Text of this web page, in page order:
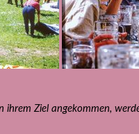
Ziel angekommen,